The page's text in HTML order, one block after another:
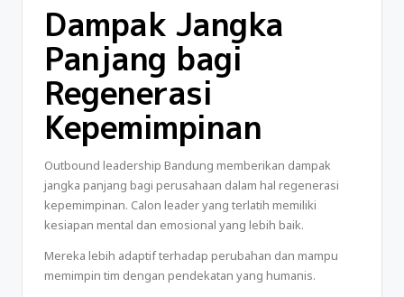
Dampak Jangka
Panjang bagi
Regenerasi
Kepemimpinan
Outbound leadership Bandung memberikan dampak
jangka panjang bagi perusahaan dalam hal regenerasi
kepemimpinan. Calon leader yang terlatih memiliki
kesiapan mental dan emosional yang lebih baik.
Mereka lebih adaptif terhadap perubahan dan mampu
memimpin tim dengan pendekatan yang humanis.